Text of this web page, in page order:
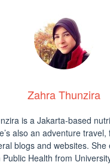
Zahra Thunzira
is a Jakarta-based
also an adventure
blogs and websites.
Health from